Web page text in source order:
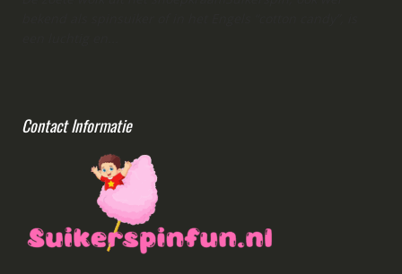
Contact Informatie